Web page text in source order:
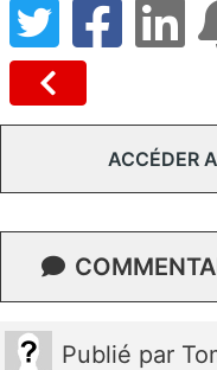
ACCÉDER
Publié par